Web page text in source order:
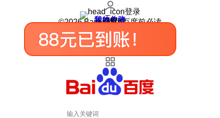
登录
我的关注
我的收藏
皮肤中心
用户反馈
设置
©2026 Baidu 使用百度前必读